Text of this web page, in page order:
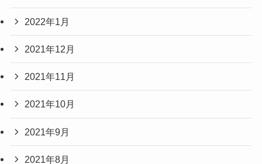
2022年1月
2021年12月
2021年11月
2021年10月
2021年9月
2021年8月